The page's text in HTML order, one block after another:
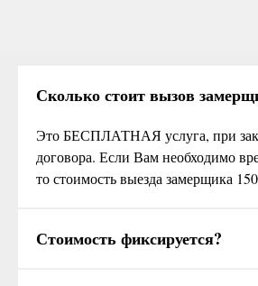
Сколько стоит вызов
Это БЕСПЛАТНАЯ услуга, при
договора. Если Вам необходимо
то стоимость выезда замерщика
Стоимость фиксируется?